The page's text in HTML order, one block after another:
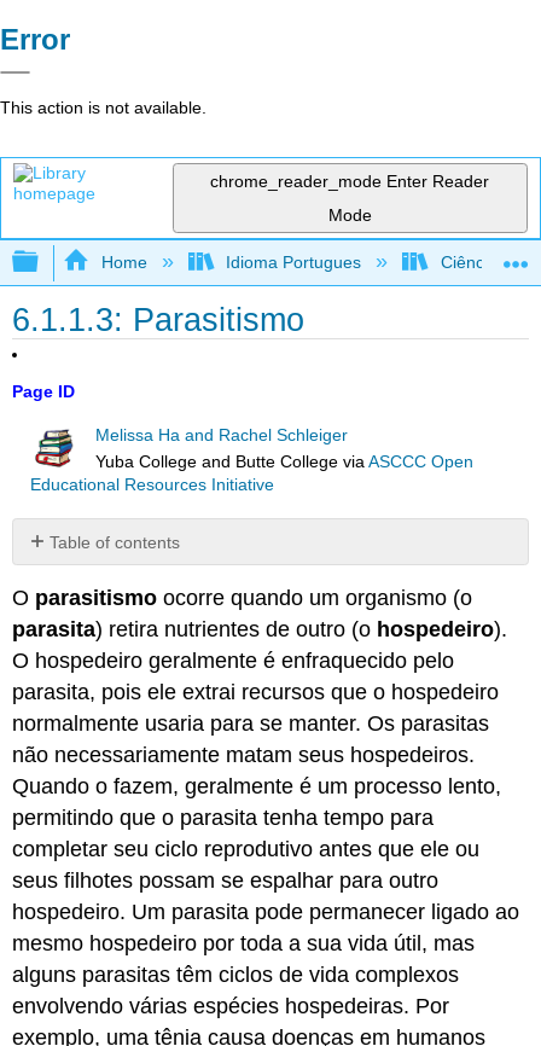
Error
This action is not available.
chrome_reader_mode Enter Reader
Mode
Expand/collapse global hierarchy
Home Idioma Portugues Ciência
6.1.1.3: Parasitismo
Page ID
Melissa Ha and Rachel Schleiger
Yuba College and Butte College viaASCCC Open
Educational Resources Initiative
Table of contents
O parasitismo ocorre quando um organismo (o
parasita) retira nutrientes de outro (o hospedeiro).
O hospedeiro geralmente é enfraquecido pelo
parasita, pois ele extrai recursos que o hospedeiro
normalmente usaria para se manter. Os parasitas
não necessariamente matam seus hospedeiros.
Quando o fazem, geralmente é um processo lento,
permitindo que o parasita tenha tempo para
completar seu ciclo reprodutivo antes que ele ou
seus filhotes possam se espalhar para outro
hospedeiro. Um parasita pode permanecer ligado ao
mesmo hospedeiro por toda a sua vida útil, mas
alguns parasitas têm ciclos de vida complexos
envolvendo várias espécies hospedeiras. Por
exemplo, uma tênia causa doenças em humanos